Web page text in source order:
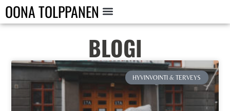
OONA TOLPPANEN
BLOGI
HYVINVOINTI & TERVEYS